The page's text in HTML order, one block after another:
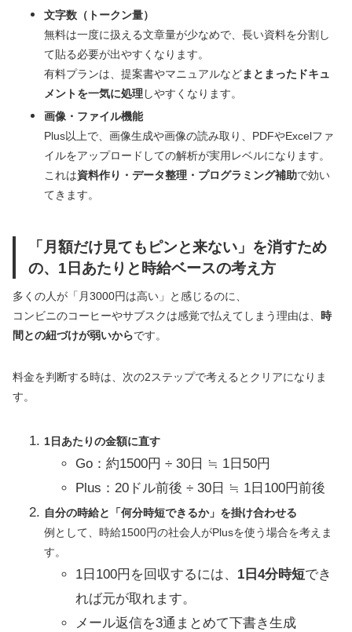
文字数（トークン量）
無料は一度に扱える文章量が少なめで、長い資料を分割し
て貼る必要が出やすくなります。
有料プランは、提案書やマニュアルなどまとまったドキュ
メントを一気に処理しやすくなります。
画像・ファイル機能
Plus以上で、画像生成や画像の読み取り、PDFやExcelファ
イルをアップロードしての解析が実用レベルになります。
これは資料作り・データ整理・プログラミング補助で効い
てきます。
「月額だけ見てもピンと来ない」を消すため
の、1日あたりと時給ベースの考え方
多くの人が「月3000円は高い」と感じるのに、
コンビニのコーヒーやサブスクは感覚で払えてしまう理由は、 時
間との紐づけが弱いからです。
料金を判断する時は、次の2ステップで考えるとクリアになりま
す。
1日あたりの金額に直す
Go：約1500円 ÷ 30日 ≒ 1日50円
Plus：20ドル前後 ÷ 30日 ≒ 1日100円前後
自分の時給と「何分時短できるか」を掛け合わせる
例として、時給1500円の社会人がPlusを使う場合を考えま
す。
1日100円を回収するには、 1日4分時短でき
れば元が取れます。
メール返信を3通まとめて下書き生成